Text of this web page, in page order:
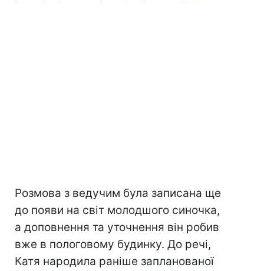
Розмова з ведучим була записана ще
до появи на світ молодшого синочка,
а доповнення та уточнення він робив
вже в пологовому будинку. До речі,
Катя народила раніше запланованої